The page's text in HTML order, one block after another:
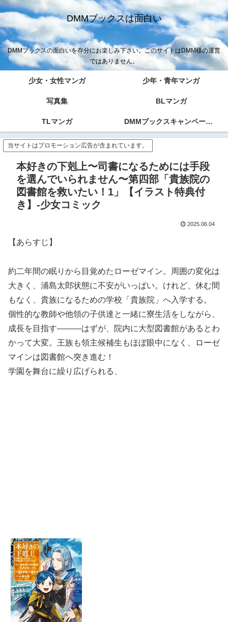
DMMブックスは面白い
DMMブックスの面白いを存分にお楽しみ下さい。このサイトはDMM様の運営
ではありません。
少女・女性マンガ 少年・青年マンガ
写真集 BLマンガ
TLマンガ DMMブックスキャンペーン！！
当サイトはプロモーション広告が含まれています。
本好きの下剋上〜司書になるためには手段
を選んでいられません〜第四部「貴族院の
図書館を救いたい！1」【イラスト特典付
き】-少女コミック
2025.06.04
【あらすじ】
約二年間の眠りから目覚めたローゼマイン。周囲の変化は
大きく、浦島太郎状態に不安がいっぱい。けれど、休む間
もなく、貴族になるための学校「貴族院」へ入学する。
個性的な教師や他領の子供達と一緒に寮生活をしながら、
成長を目指す―――はずが、院内に大型図書館があるとわ
かって大変。王族も領主候補生もほぼ眼中になく、ローゼ
マインは図書館へ突き進む！
学園を舞台に繰り広げられる、